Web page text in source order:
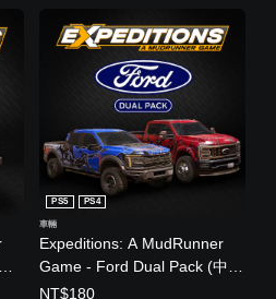
Expeditions: A MudRunner
Game - Ford Dual Pack (中日
英韓文版)
PS5 PS4
車輛
NT$180